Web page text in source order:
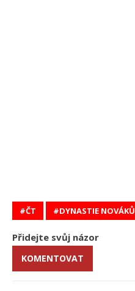
ČT DYNASTIE NOVÁKŮ
Přidejte svůj názor
KOMENTOVAT